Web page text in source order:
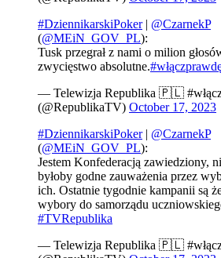
#DziennikarskiPoker| @CzarnekP
(@MEiN_GOV_PL):
Tusk przegrał z nami o milion
zwycięstwo absolutne.
— Telewizja Republika 🇵🇱
(@RepublikaTV) October 17, 2023
#DziennikarskiPoker| @CzarnekP
(@MEiN_GOV_PL):
Jestem Konfederacją zawiedziony,
byłoby godne zauważenia przez
ich. Ostatnie tygodnie kampanii są
wybory do samorządu
#TVRepublika
— Telewizja Republika 🇵🇱